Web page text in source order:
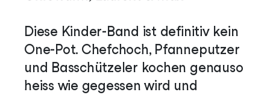
Diese Kinder-Band ist definitiv kein
One-Pot. Chefchoch, Pfanneputzer
und Basschützeler kochen genauso
heiss wie gegessen wird und